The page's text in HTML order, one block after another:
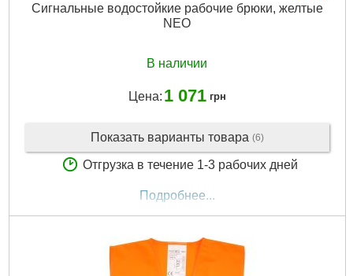
Сигнальные водостойкие рабочие брюки, желтые
NEO
В наличии
Цена: 1 071 грн
Показать варианты товара (6)
Отгрузка в течение 1-3 рабочих дней
Подробнее...